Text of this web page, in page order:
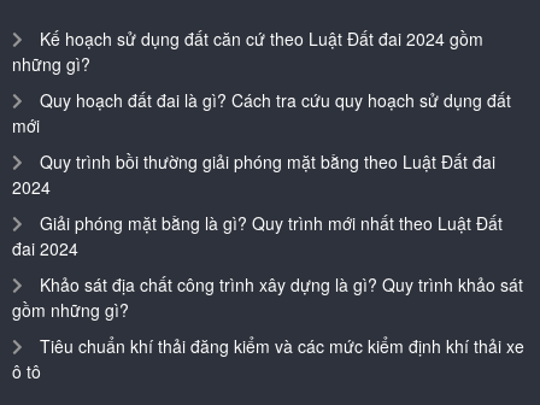
Kế hoạch sử dụng đất căn cứ theo Luật Đất đai 2024 gồm
những gì?
Quy hoạch đất đai là gì? Cách tra cứu quy hoạch sử dụng đất
mới
Quy trình bồi thường giải phóng mặt bằng theo Luật Đất đai
2024
Giải phóng mặt bằng là gì? Quy trình mới nhất theo Luật Đất
đai 2024
Khảo sát địa chất công trình xây dựng là gì? Quy trình khảo sát
gồm những gì?
Tiêu chuẩn khí thải đăng kiểm và các mức kiểm định khí thải xe
ô tô